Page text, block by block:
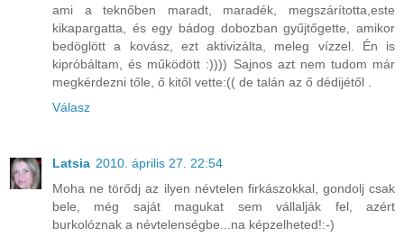
ami a teknőben maradt, maradék, megszárította,este
kikapargatta, és egy bádog dobozban gyűjtőgette, amikor
bedöglött a kovász, ezt aktivizálta, meleg vízzel. Én is
kipróbáltam, és működött :)))) Sajnos azt nem tudom már
megkérdezni tőle, ő kitől vette:(( de talán az ő dédijétől .
Válasz
Latsia 2010. április 27. 22:54
Moha ne törődj az ilyen névtelen firkászokkal, gondolj csak
bele, még saját magukat sem vállalják fel, azért
burkolóznak a névtelenségbe...na képzelheted!:-)